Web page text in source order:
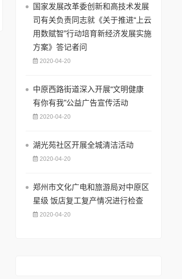
国家发展改革委创新和高技术发展
司有关负责同志就《关于推进“上云
用数赋智”行动培育新经济发展实施
方案》答记者问
2020-04-20
中原西路街道深入开展“文明健康
有你有我”公益广告宣传活动
2020-04-20
湖光苑社区开展全城清洁活动
2020-04-20
郑州市文化广电和旅游局对中原区
星级 饭店复工复产情况进行检查
2020-04-20